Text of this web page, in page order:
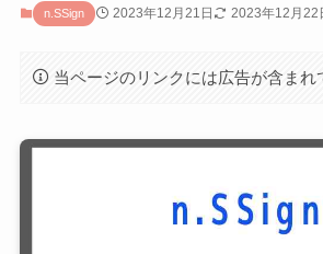
n.SSign 2023年12月21日 2023年12月22
当ページのリンクには広告が含まれ